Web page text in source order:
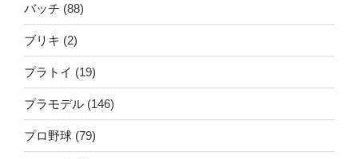
バッチ (88)
ブリキ (2)
プラトイ (19)
プラモデル (146)
プロ野球 (79)